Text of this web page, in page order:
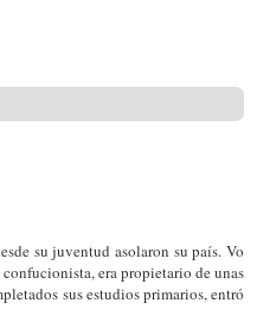
su juventud asolaron su país. Vo
era propietario de unas
sus estudios primarios, entró